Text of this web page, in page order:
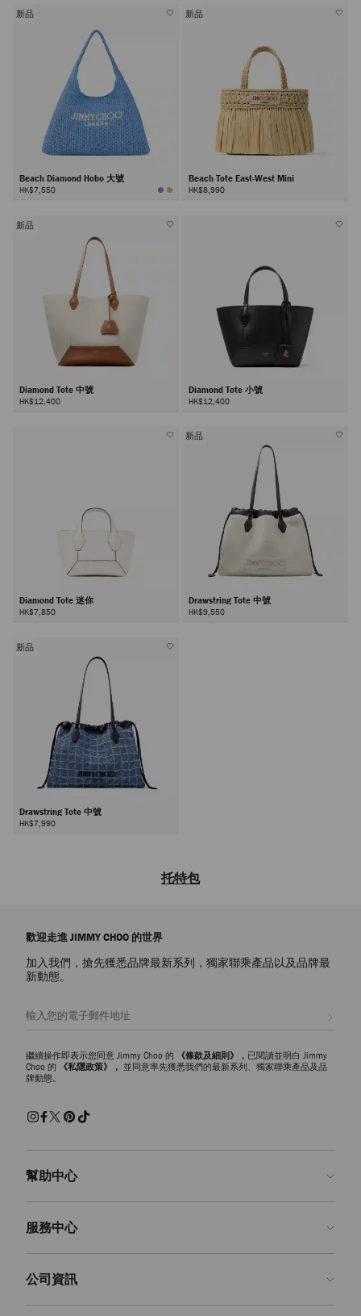
新品
Beach Diamond Hobo 大號
HK$7,550
新品
Beach Tote East-West Mini
HK$8,990
新品
Diamond Tote 中號
HK$12,400
Diamond Tote 小號
HK$12,400
Diamond Tote 迷你
HK$7,850
新品
Drawstring Tote 中號
HK$9,550
新品
Drawstring Tote 中號
HK$7,990
托特包
索您的專屬經典單品——入手極致奢美的托特包，多種尺寸隨您選擇，能
夠輕鬆容納您的所有日常必備品。
日常使用還是優雅旅行，都是您的心儀之選。
拉菲草和絨面革托特包
探索充滿浪漫氣息的拉菲草沙灘包和流蘇飾絨面革托特包，於不經意間盡
顯隨性自在的鬆弛感與波希米亞風情的迷人魅力。每款設計都爲您的造型
型，品牌標誌性細節設計凸顯品質追求，成就令人眼前一亮的精美單品。
顔色和款式選擇
選擇濃郁朱古力色和奶油色等柔和色調搭配精緻日常造型，或可大膽嘗試
鮮艶色彩，爲休閑造型增添時尚亮眼感。無論是上班、旅遊還是週末休
閑，選擇設計師款女士托特包打造不同造型，都能盡顯輕鬆優雅又精緻時
歡迎走進 JIMMY CHOO 的世界
加入我們，搶先獲悉品牌最新系列，獨家聯乘產品以及品牌最
新動態。
繼續操作即表示您同意 Jimmy Choo 的 《條款及細則》， 已閱讀並明白 Jimmy
Choo 的
《私隱政策》， 並同意率先獲悉我們的最新系列、獨家聯乘產品及品
牌動態。
幫助中心
常見問題解答
申請退貨
服務中心
定制服務
公司資訊